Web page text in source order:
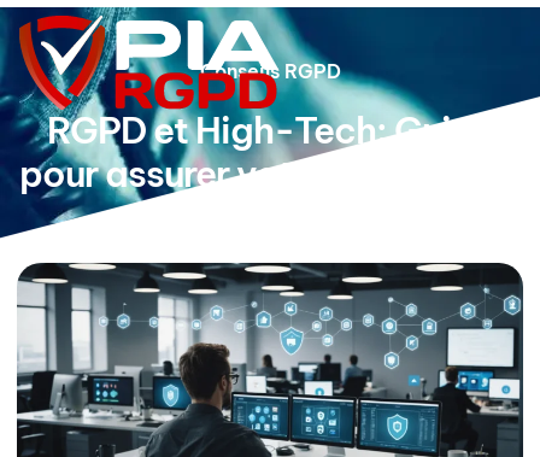
Conseils RGPD
RGPD et High-Tech: Guide
pour assurer votre conformité